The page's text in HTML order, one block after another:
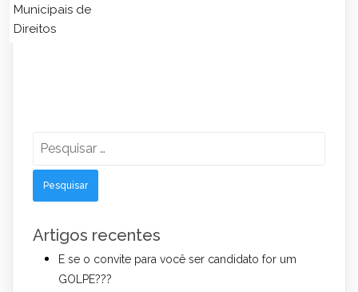
Municipais de
Direitos
por:
Artigos recentes
E se o convite para você ser candidato for um
GOLPE???